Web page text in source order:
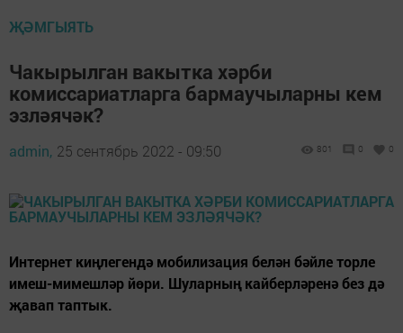
ҖӘМГЫЯТЬ
Чакырылган вакытка хәрби
комиссариатларга бармаучыларны кем
эзләячәк?
admin, 25 сентябрь 2022 - 09:50 801 0 0
Интернет киңлегендә мобилизация белән бәйле торле
имеш-мимешләр йөри. Шуларның кайберләренә без дә
җавап таптык.